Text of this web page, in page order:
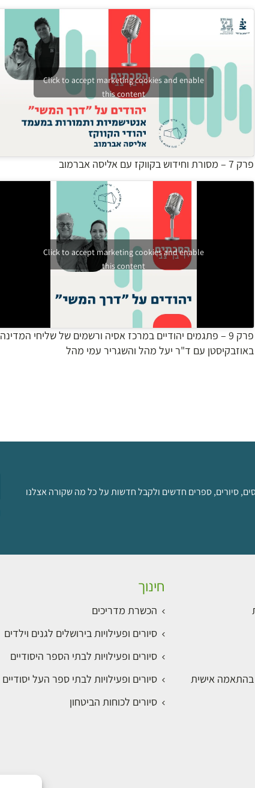
Click to accept marketing cookies and enable
this content
פרק 7 – מסורת וחידוש בקווקז עם אליסה אברמוב
Click to accept marketing cookies and enable
this content
פרק 9 – פתגמים יהודיים במרכז אסיה ורשמים של שליחי המדינה
באוזבקיסטן עם ד"ר יעל מהל והשגריר עמי מהל
סיורים, ספרים חדשים ולקבל חדשות על כל מה שקורה אצלנו
בהתאמה אישית
חינוך
הכשרת מדריכים
סיורים ופעילויות בירושלים לגנים וילדים
סיורים ופעילויות לבתי הספר היסודיים
סיורים ופעילויות לבתי ספר העל יסודיים
סיורים לכוחות הביטחון